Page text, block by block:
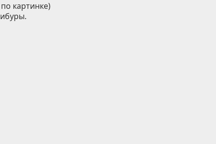
картинке)